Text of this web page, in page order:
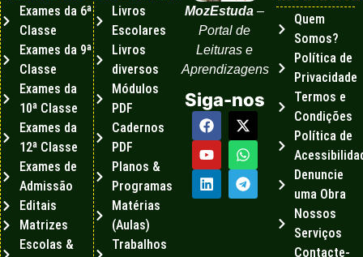
MozEstuda –
Portal de
Leituras e
Aprendizagens
Siga-nos
Quem
Somos?
Política de
Privacidade
Termos e
Condições
Política de
Denuncie
uma Obra
Nossos
Serviços
Contacte-
Exames da 6ª
Classe
Exames da 9ª
Classe
Exames da
10ª Classe
Exames da
12ª Classe
Exames de
Admissão
Editais
Matrizes
Escolas &
Livros
Escolares
Livros
diversos
Módulos
PDF
Cadernos
PDF
Planos &
Programas
Matérias
(Aulas)
Trabalhos